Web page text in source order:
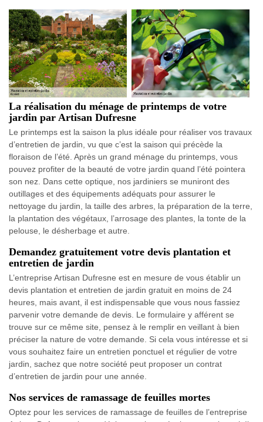
La réalisation du ménage de printemps de votre
jardin par Artisan Dufresne
Le printemps est la saison la plus idéale pour réaliser vos travaux
d’entretien de jardin, vu que c’est la saison qui précède la
floraison de l’été. Après un grand ménage du printemps, vous
pouvez profiter de la beauté de votre jardin quand l’été pointera
son nez. Dans cette optique, nos jardiniers se muniront des
outillages et des équipements adéquats pour assurer le
nettoyage du jardin, la taille des arbres, la préparation de la terre,
la plantation des végétaux, l’arrosage des plantes, la tonte de la
pelouse, le désherbage et autre.
Demandez gratuitement votre devis plantation et
entretien de jardin
L’entreprise Artisan Dufresne est en mesure de vous établir un
devis plantation et entretien de jardin gratuit en moins de 24
heures, mais avant, il est indispensable que vous nous fassiez
parvenir votre demande de devis. Le formulaire y afférent se
trouve sur ce même site, pensez à le remplir en veillant à bien
préciser la nature de votre demande. Si cela vous intéresse et si
vous souhaitez faire un entretien ponctuel et régulier de votre
jardin, sachez que notre société peut proposer un contrat
d’entretien de jardin pour une année.
Nos services de ramassage de feuilles mortes
Optez pour les services de ramassage de feuilles de l’entreprise